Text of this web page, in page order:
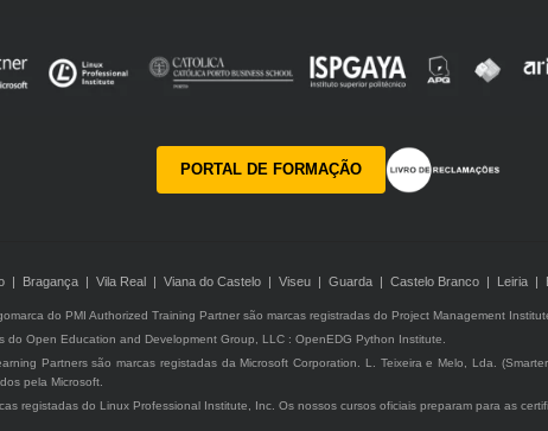
PORTAL DE FORMAÇÃO
Bragança | Vila Real | Viana do Castelo | Viseu | Guarda | Castelo Branco | Leiria
do PMI Authorized Training Partner são marcas registradas do Project Management
Open Education and Development Group, LLC : OpenEDG Python Institute.
Partners são marcas registadas da Microsoft Corporation. L. Teixeira e Melo, Lda.
pela Microsoft.
registadas do Linux Professional Institute, Inc. Os nossos cursos oficiais preparam para as